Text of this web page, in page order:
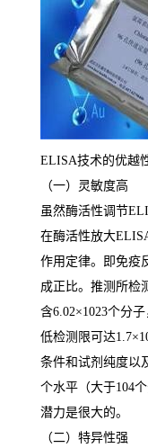
ELISA技术的优越
（一）灵敏度高
虽然酶活性调节
在酶活性放大
作用定律。即免疫
成正比。推测所检
含6.02×1023个分
低检测限可达
条件和试剂纯度以
个水平（大于104
潜力是很大的。
（二）特异性强